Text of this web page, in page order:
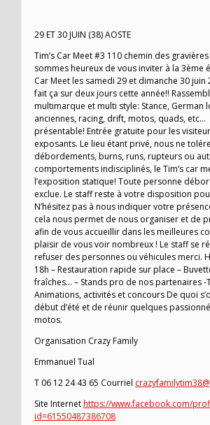
29 ET 30 JUIN (38) AOSTE
Tim’s Car Meet #3 110 chemin des
sommes heureux de vous inviter à la 3ème
Car Meet les samedi 29 et dimanche 30 juin
fait ça sur deux jours cette année!!
multimarque et multi style: Stance, German
anciennes, racing, drift, motos, quads, etc…
présentable! Entrée gratuite pour les
exposants. Le lieu étant privé, nous ne
débordements, burns, runs, rupteurs ou
comportements indisciplinés, le Tim’s car
l’exposition statique! Toute personne
exclue. Le staff reste à votre disposition
N’hésitez pas à nous indiquer votre
cela nous permet de nous organiser et de
afin de vous accueillir dans les meilleures
plaisir de vous voir nombreux ! Le staff se
refuser des personnes ou véhicules merci.
18h – Restauration rapide sur place –
fraîches… – Stands pro de nos partenaires -
Animations, activités et concours De quoi
début d’été et de réunir quelques
motos.
Organisation Crazy Family
Emmanuel Tual
T 06 12 24 43 65 Courriel
Site Internethttps://www.facebook.com/
id=61550487386708